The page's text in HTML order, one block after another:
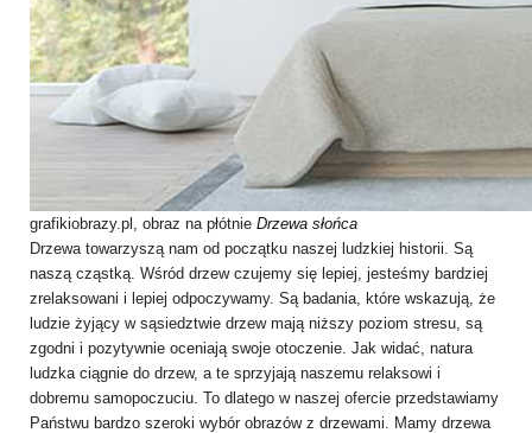
grafikiobrazy.pl, obraz na płótnie Drzewa słońca
Drzewa towarzyszą nam od początku naszej ludzkiej historii. Są
naszą cząstką. Wśród drzew czujemy się lepiej, jesteśmy bardziej
zrelaksowani i lepiej odpoczywamy. Są badania, które wskazują, że
ludzie żyjący w sąsiedztwie drzew mają niższy poziom stresu, są
zgodni i pozytywnie oceniają swoje otoczenie. Jak widać, natura
ludzka ciągnie do drzew, a te sprzyjają naszemu relaksowi i
dobremu samopoczuciu. To dlatego w naszej ofercie przedstawiamy
Państwu bardzo szeroki wybór obrazów z drzewami. Mamy drzewa